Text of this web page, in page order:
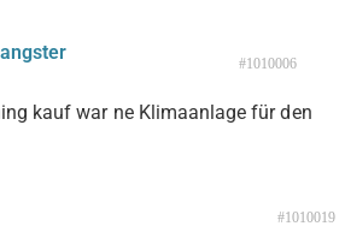
#1010006
kauf war ne Klimaanlage für den
#1010019